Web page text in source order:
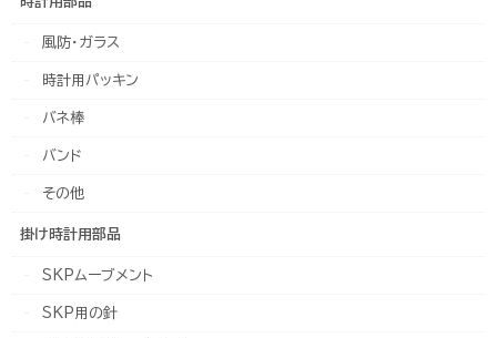
風防・ガラス
時計用パッキン
バネ棒
バンド
その他
掛け時計用部品
SKPムーブメント
SKP用の針